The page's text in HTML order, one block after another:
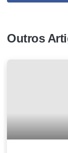
Outros